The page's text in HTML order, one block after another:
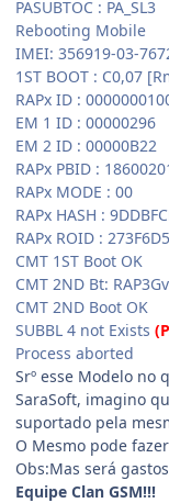
PASUBTOC : PA_SL3
Rebooting Mobile
IMEI: 356919-03-
1ST BOOT : C0,07
RAPx ID :
EM 1 ID : 00000296
EM 2 ID : 00000B22
RAPx PBID :
RAPx MODE : 00
RAPx HASH :
RAPx ROID :
CMT 1ST Boot OK
CMT 2ND Bt:
CMT 2ND Boot OK
SUBBL 4 not Exists
Process aborted
Srº esse Modelo no
SaraSoft, imagino
suportado pela
O Mesmo pode
Obs:Mas será
Equipe Clan GSM!!!